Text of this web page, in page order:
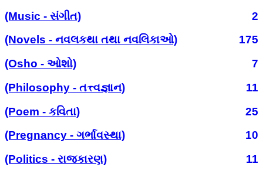
(Music - સંગીત)
2
(Novels - નવલકથા તથા નવલિકાઓ)
175
(Osho - ઓશો)
7
(Philosophy - તત્ત્વજ્ઞાન)
11
(Poem - કવિતા)
25
(Pregnancy - ગર્ભાવસ્થા)
10
(Politics - રાજકારણ)
11